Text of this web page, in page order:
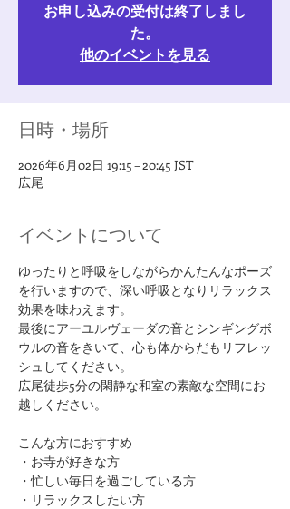
お申し込みの受付は終了しまし
た。
他のイベントを見る
日時・場所
2026年6月02日 19:15 – 20:45 JST
広尾
イベントについて
ゆったりと呼吸をしながらかんたんなポーズ
を行いますので、深い呼吸となりリラックス
効果を味わえます。
最後にアーユルヴェーダの音とシンギングボ
ウルの音をきいて、心も体からだもリフレッ
シュしてください。
広尾徒歩5分の閑静な和室の素敵な空間にお
越しください。
​こんな方におすすめ
・お寺が好きな方
​・忙しい毎日を過ごしている方
・リラックスしたい方